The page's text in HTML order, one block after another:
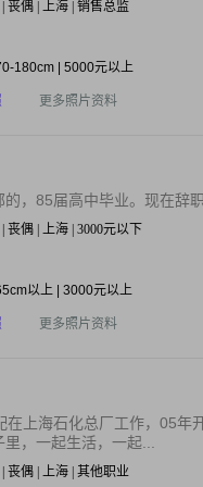
| 丧偶 | 上海 | 销售总监
180cm | 5000元以上
更多照片资料
，85届高中毕业。现在辞
| 丧偶 | 上海 | 3000元以下
以上 | 3000元以上
更多照片资料
在上海石化总厂工作，05
，一起生活，一起...
| 丧偶 | 上海 | 其他职业